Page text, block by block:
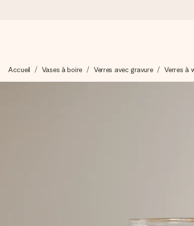
Nous préparons votre cadeau avec attention et
Accueil Vases à boire Verres avec gravure Verres à